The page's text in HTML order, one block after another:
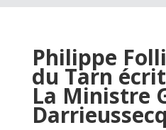
Philippe
du Tarn
La Ministre
Darrieussecq